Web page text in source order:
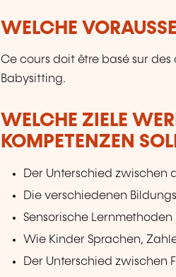
WELCHE
Ce cours doit être basé sur
Babysitting.
WELCHE ZIELE
KOMPETENZEN
Der Unterschied zwischen
Die verschiedenen
Sensorische Lernmethoden
Wie Kinder Sprachen,
Der Unterschied zwischen